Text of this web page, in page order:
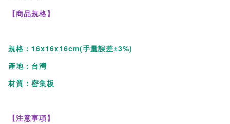
【商品規格】
規格：16x16x16cm(手量誤差±3%)
產地：台灣
材質：密集板
【注意事項】